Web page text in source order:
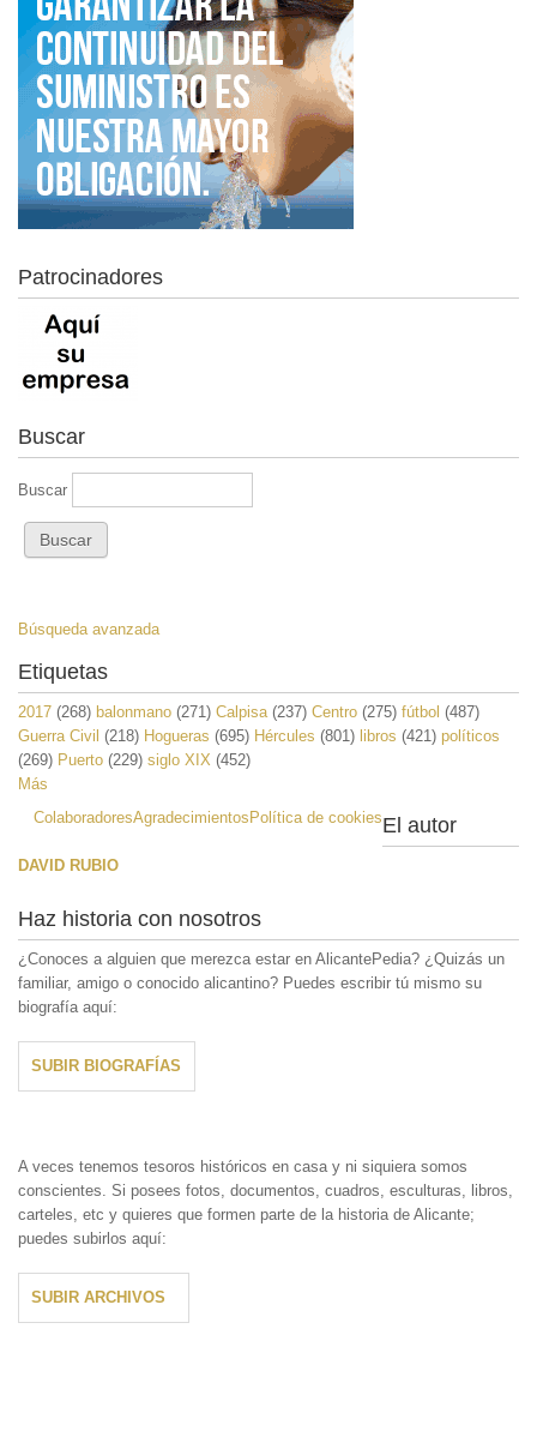
Patrocinadores
Buscar
Buscar
Búsqueda avanzada
Etiquetas
2017 (268) balonmano (271) Calpisa (237) Centro (275) fútbol (487)
Guerra Civil (218) Hogueras (695) Hércules (801) libros (421) políticos
(269) Puerto (229) siglo XIX (452)
Más
ColaboradoresAgradecimientos Política de cookiesEl autor
DAVID RUBIO
Haz historia con nosotros
¿Conoces a alguien que merezca estar en AlicantePedia? ¿Quizás un
familiar, amigo o conocido alicantino? Puedes escribir tú mismo su
biografía aquí:
SUBIR BIOGRAFÍAS
A veces tenemos tesoros históricos en casa y ni siquiera somos
conscientes. Si posees fotos, documentos, cuadros, esculturas, libros,
carteles, etc y quieres que formen parte de la historia de Alicante;
puedes subirlos aquí:
SUBIR ARCHIVOS